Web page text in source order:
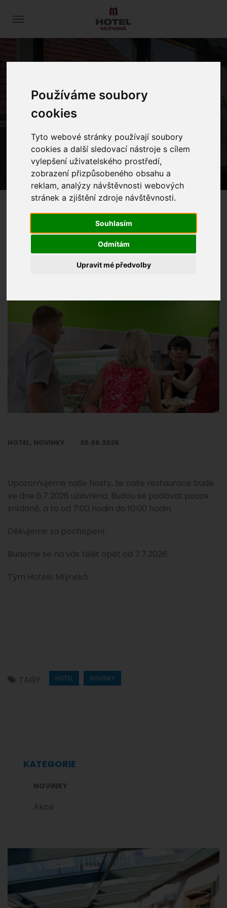
Používáme soubory
cookies
Tyto webové stránky používají soubory
cookies a další sledovací nástroje s cílem
vylepšení uživatelského prostředí,
zobrazení přizpůsobeného obsahu a
reklam, analýzy návštěvnosti webových
stránek a zjištění zdroje návštěvnosti.
Souhlasím
Odmítám
Upravit mé předvolby
HOTEL, NOVINKY 30.06.2026
Upozorňujeme naše hosty, že naše restaurace bude
ve dne 6.7.2026 uzavřena. Budou se podávat pouze
snídaně, a to od 7:00 hodin do 10:00 hodin.
Děkujeme za pochopení.
Budeme se na vás těšit opět od 7.7.2026.
Tým Hotelu Mlýnská
TAGY: HOTEL NOVINKY
KATEGORIE
NOVINKY
Akce